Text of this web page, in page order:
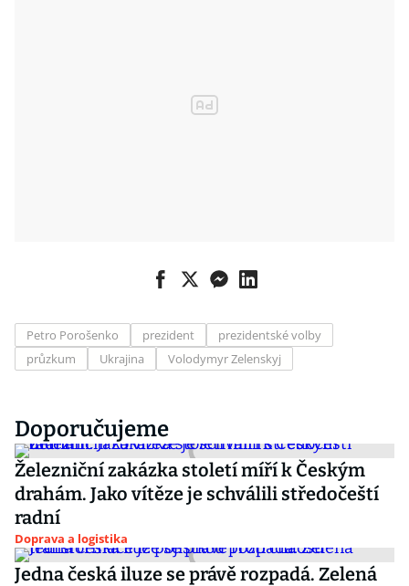
Petro Porošenko prezident
prezidentské volby
průzkum
Ukrajina Volodymyr Zelenskyj
Doporučujeme
Železniční zakázka století míří k Českým
drahám. Jako vítěze je schválili středočeští
radní
Doprava a logistika
Jedna česká iluze se právě rozpadá. Zelená